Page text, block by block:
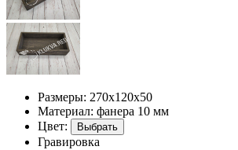
Размеры: 270х120х50
Материал: фанера 10 мм
Цвет:
Выбрать
Гравировка